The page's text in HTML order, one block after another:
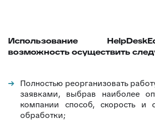
Использование
возможность осуществить
Полностью реорганизовать
заявками, выбрав наиболее
компании способ, скорость и
обработки;